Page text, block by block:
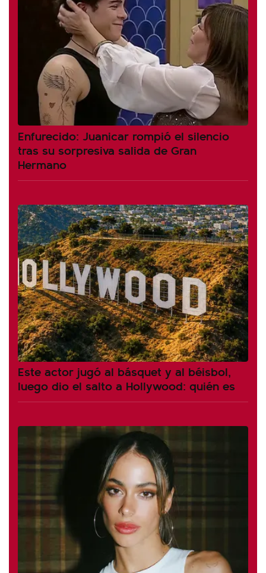
Enfurecido: Juanicar rompió el silencio
tras su sorpresiva salida de Gran
Hermano
Este actor jugó al básquet y al béisbol,
luego dio el salto a Hollywood: quién es